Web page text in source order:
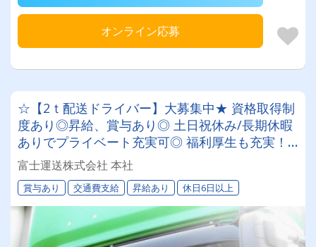
オンライン応募
☆【2ｔ配送ドライバー】大募集中★ 資格取得制
度あり◎昇給、賞与あり◎ 土日祝休み/長期休暇
ありでプライベート充実可◎ 福利厚生も充実！
安心・安全の職場で新しいキャリアをスタートし
ませんか？【1ｔ(ハイエース)配送ドライバーも
同時募集中！（普免でOK）】
富士運送株式会社 本社
賞与あり 交通費支給 昇給あり 休日6日以上